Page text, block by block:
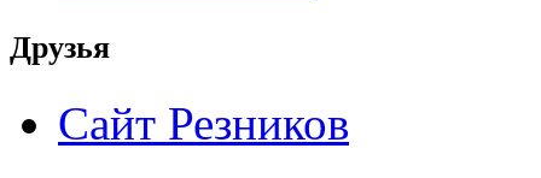
Друзья
Сайт Резников